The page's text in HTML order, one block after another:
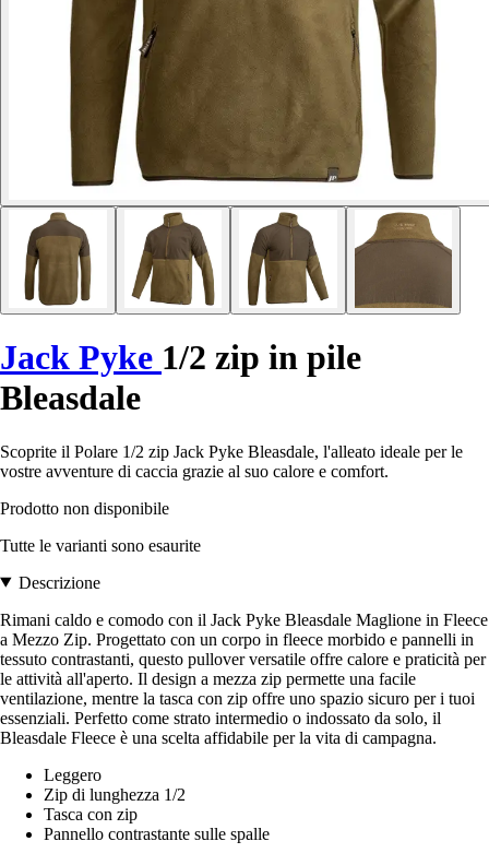
Jack Pyke 1/2 zip in pile
Bleasdale
Scoprite il Polare 1/2 zip Jack Pyke Bleasdale, l'alleato ideale per le
vostre avventure di caccia grazie al suo calore e comfort.
Prodotto non disponibile
Tutte le varianti sono esaurite
Descrizione
Rimani caldo e comodo con il Jack Pyke Bleasdale Maglione in Fleece
a Mezzo Zip. Progettato con un corpo in fleece morbido e pannelli in
tessuto contrastanti, questo pullover versatile offre calore e praticità per
le attività all'aperto. Il design a mezza zip permette una facile
ventilazione, mentre la tasca con zip offre uno spazio sicuro per i tuoi
essenziali. Perfetto come strato intermedio o indossato da solo, il
Bleasdale Fleece è una scelta affidabile per la vita di campagna.
Leggero
Zip di lunghezza 1/2
Tasca con zip
Pannello contrastante sulle spalle